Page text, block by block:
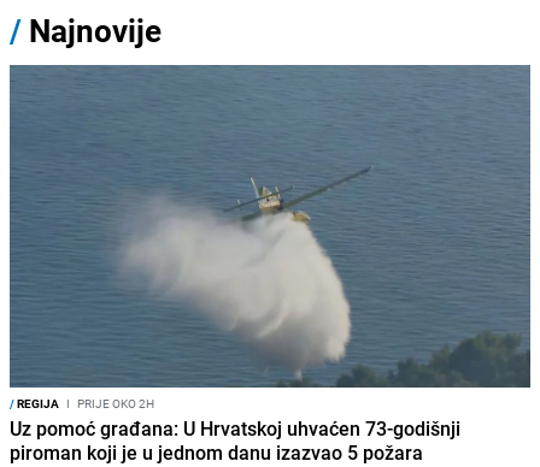
/ Najnovije
/REGIJA I PRIJE OKO 2H
Uz pomoć građana: U Hrvatskoj uhvaćen 73-godišnji
piroman koji je u jednom danu izazvao 5 požara